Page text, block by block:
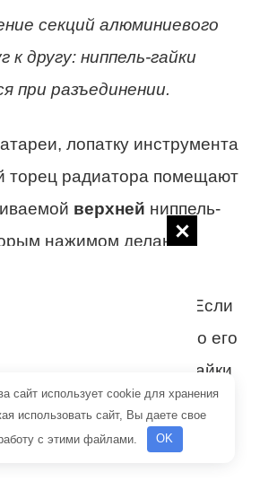
секций алюминиевого
к другу: ниппель-гайки
при разъединении.
лопатку инструмента
торец радиатора помещают
верхней ниппель-
нажимом делают
сдвинуть соединение. Если
проворачивает гайку, то его
ниппельной гайки
случае, пробуют
оборотов.
сайт использует cookie для хранения
использовать сайт, Вы даете свое
с этими файлами.
OK